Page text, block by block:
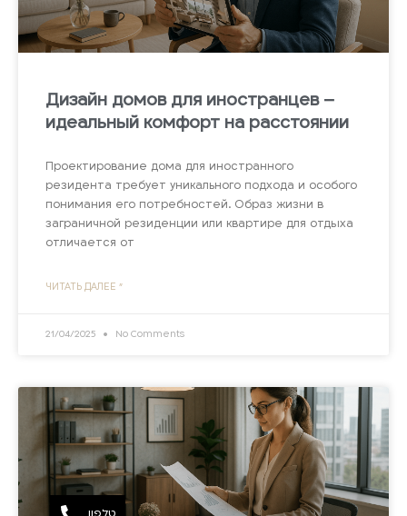
Дизайн домов для иностранцев –
идеальный комфорт на расстоянии
Проектирование дома для иностранного
резидента требует уникального подхода и особого
понимания его потребностей. Образ жизни в
заграничной резиденции или квартире для отдыха
отличается от
ЧИТАТЬ ДАЛЕЕ "
21/04/2025 No Comments
טלפון